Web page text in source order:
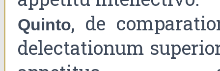
Quinto, de
delectationum